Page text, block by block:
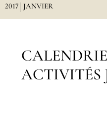
2017 JANVIER
ACTIVITÉS